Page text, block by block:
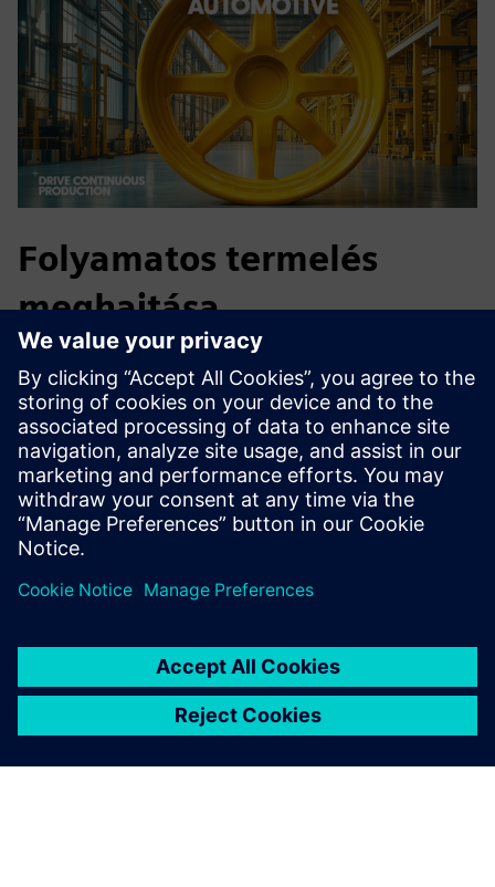
Folyamatos termelés
meghajtása
elveszett bevételeket jelent. Az octoplant lehetővé teszi a
gyártósorok biztonságát, a kockázatok csökkentését és a
gyors helyreállítás biztosítását. Az eszközökön átívelő
láthatósággal és az automatizált nyomon követéssel a
műveletek következetesek és megfelelőek maradnak,
méretezve a célok elérése érdekében.